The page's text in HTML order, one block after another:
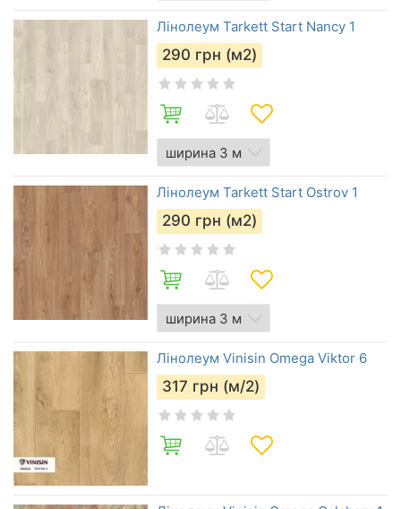
Лінолеум Tarkett Start Nancy 1
290 грн (м2)
Лінолеум Tarkett Start Ostrov 1
290 грн (м2)
Лінолеум Vinisin Omega Viktor 6
317 грн (м/2)